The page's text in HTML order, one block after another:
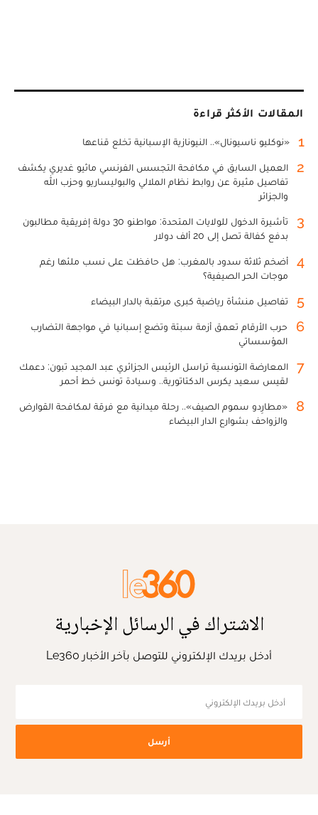
المقالات الأكثر قراءة
1 «نوكليو ناسيونال».. النيونازية الإسبانية تخلع قناعها
2
العميل السابق في مكافحة التجسس الفرنسي ماثيو غديري يكشف
تفاصيل مثيرة عن روابط نظام الملالي والبوليساريو وحزب الله
والجزائر
3
تأشيرة الدخول للولايات المتحدة: مواطنو 30 دولة إفريقية مطالبون
بدفع كفالة تصل إلى 20 ألف دولار
4
أضخم ثلاثة سدود بالمغرب: هل حافظت على نسب ملئها رغم
موجات الحر الصيفية؟
5 تفاصيل منشأة رياضية كبرى مرتقبة بالدار البيضاء
6
حرب الأرقام تعمق أزمة سبتة وتضع إسبانيا في مواجهة التضارب
المؤسساتي
7
المعارضة التونسية تراسل الرئيس الجزائري عبد المجيد تبون: دعمك
لقيس سعيد يكرس الدكتاتورية.. وسيادة تونس خط أحمر
8
«مطارِدو سموم الصيف».. رحلة ميدانية مع فرقة لمكافحة القوارض
والزواحف بشوارع الدار البيضاء
الاشتراك في الرسائل الإخبارية
أدخل بريدك الإلكتروني للتوصل بآخر الأخبار Le360
أرسل